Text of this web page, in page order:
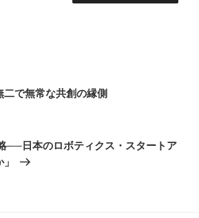
で無常な共創の縁側
──日本のロボティクス・スタートア